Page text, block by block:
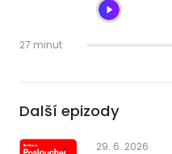
27 minut
Další epizody
29. 6. 2026